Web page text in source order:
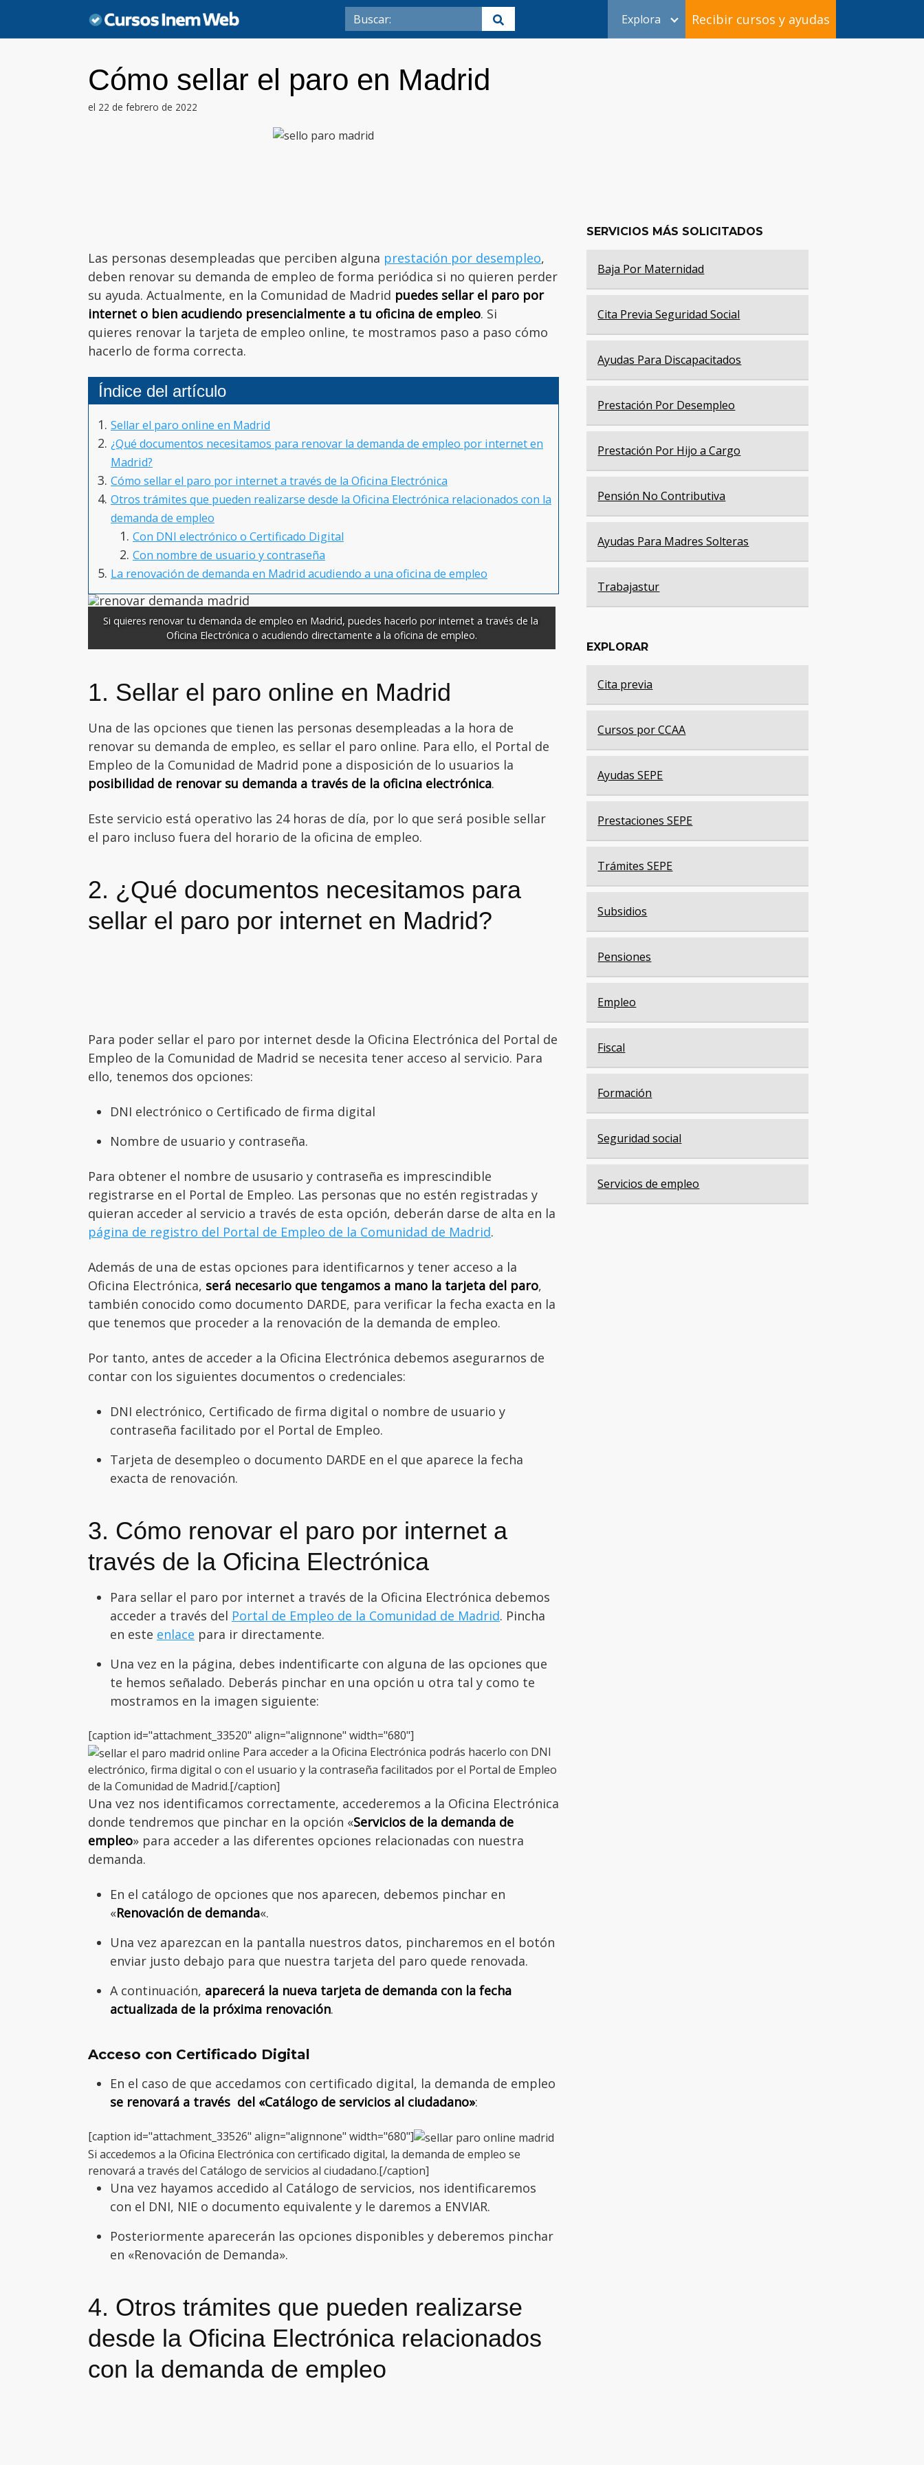
contenido
Explora Recibir cursos y ayudas
Cómo sellar el paro en Madrid
el 22 de febrero de 2022
Las personas desempleadas que perciben alguna prestación por desempleo,
deben renovar su demanda de empleo de forma periódica si no quieren perder
su ayuda. Actualmente, en la Comunidad de Madrid puedes sellar el paro por
internet o bien acudiendo presencialmente a tu oficina de empleo. Si
quieres renovar la tarjeta de empleo online, te mostramos paso a paso cómo
hacerlo de forma correcta.
Índice del artículo
Sellar el paro online en Madrid
¿Qué documentos necesitamos para renovar la demanda de empleo por internet en
Madrid?
Cómo sellar el paro por internet a través de la Oficina Electrónica
Otros trámites que pueden realizarse desde la Oficina Electrónica relacionados con la
demanda de empleo
Con DNI electrónico o Certificado Digital
Con nombre de usuario y contraseña
La renovación de demanda en Madrid acudiendo a una oficina de empleo
Si quieres renovar tu demanda de empleo en Madrid, puedes hacerlo por internet a través de la
Oficina Electrónica o acudiendo directamente a la oficina de empleo.
1. Sellar el paro online en Madrid
Una de las opciones que tienen las personas desempleadas a la hora de
renovar su demanda de empleo, es sellar el paro online. Para ello, el Portal de
Empleo de la Comunidad de Madrid pone a disposición de lo usuarios la
posibilidad de renovar su demanda a través de la oficina electrónica.
Este servicio está operativo las 24 horas de día, por lo que será posible sellar
el paro incluso fuera del horario de la oficina de empleo.
2. ¿Qué documentos necesitamos para
sellar el paro por internet en Madrid?
Para poder sellar el paro por internet desde la Oficina Electrónica del Portal de
Empleo de la Comunidad de Madrid se necesita tener acceso al servicio. Para
ello, tenemos dos opciones:
DNI electrónico o Certificado de firma digital
Nombre de usuario y contraseña.
Para obtener el nombre de ususario y contraseña es imprescindible
registrarse en el Portal de Empleo. Las personas que no estén registradas y
quieran acceder al servicio a través de esta opción, deberán darse de alta en la
página de registro del Portal de Empleo de la Comunidad de Madrid.
Además de una de estas opciones para identificarnos y tener acceso a la
Oficina Electrónica, será necesario que tengamos a mano la tarjeta del paro,
también conocido como documento DARDE, para verificar la fecha exacta en la
que tenemos que proceder a la renovación de la demanda de empleo.
Por tanto, antes de acceder a la Oficina Electrónica debemos asegurarnos de
contar con los siguientes documentos o credenciales:
DNI electrónico, Certificado de firma digital o nombre de usuario y
contraseña facilitado por el Portal de Empleo.
Tarjeta de desempleo o documento DARDE en el que aparece la fecha
exacta de renovación.
3. Cómo renovar el paro por internet a
través de la Oficina Electrónica
Para sellar el paro por internet a través de la Oficina Electrónica debemos
acceder a través del Portal de Empleo de la Comunidad de Madrid. Pincha
en este enlace para ir directamente.
Una vez en la página, debes indentificarte con alguna de las opciones que
te hemos señalado. Deberás pinchar en una opción u otra tal y como te
mostramos en la imagen siguiente:
[caption id="attachment_33520" align="alignnone" width="680"]
Para acceder a la Oficina Electrónica podrás hacerlo con DNI
electrónico, firma digital o con el usuario y la contraseña facilitados por el Portal de Empleo
de la Comunidad de Madrid.[/caption]
Una vez nos identificamos correctamente, accederemos a la Oficina Electrónica
donde tendremos que pinchar en la opción «Servicios de la demanda de
empleo» para acceder a las diferentes opciones relacionadas con nuestra
demanda.
En el catálogo de opciones que nos aparecen, debemos pinchar en
«Renovación de demanda«.
Una vez aparezcan en la pantalla nuestros datos, pincharemos en el botón
enviar justo debajo para que nuestra tarjeta del paro quede renovada.
A continuación, aparecerá la nueva tarjeta de demanda con la fecha
actualizada de la próxima renovación.
Acceso con Certificado Digital
En el caso de que accedamos con certificado digital, la demanda de empleo
se renovará a través del «Catálogo de servicios al ciudadano»:
[caption id="attachment_33526" align="alignnone" width="680"]
Si accedemos a la Oficina Electrónica con certificado digital, la demanda de empleo se
renovará a través del Catálogo de servicios al ciudadano.[/caption]
Una vez hayamos accedido al Catálogo de servicios, nos identificaremos
con el DNI, NIE o documento equivalente y le daremos a ENVIAR.
Posteriormente aparecerán las opciones disponibles y deberemos pinchar
en «Renovación de Demanda».
4. Otros trámites que pueden realizarse
desde la Oficina Electrónica relacionados
con la demanda de empleo
SERVICIOS MÁS SOLICITADOS
Baja Por Maternidad
Cita Previa Seguridad Social
Ayudas Para Discapacitados
Prestación Por Desempleo
Prestación Por Hijo a Cargo
Pensión No Contributiva
Ayudas Para Madres Solteras
Trabajastur
EXPLORAR
Cita previa
Cursos por CCAA
Ayudas SEPE
Prestaciones SEPE
Trámites SEPE
Subsidios
Pensiones
Empleo
Fiscal
Formación
Seguridad social
Servicios de empleo